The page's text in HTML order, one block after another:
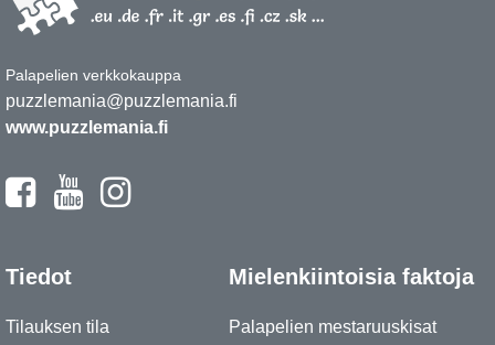
Palapelien verkkokauppa
puzzlemania@puzzlemania.fi
www.puzzlemania.fi
Tiedot
Tilauksen tila
Mielenkiintoisia faktoja
Palapelien mestaruuskisat